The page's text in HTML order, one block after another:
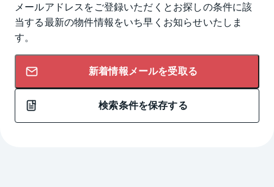
メールアドレスをご登録いただくとお探しの条件に該
当する最新の物件情報をいち早くお知らせいたしま
す。
新着情報メールを受取る
検索条件を保存する